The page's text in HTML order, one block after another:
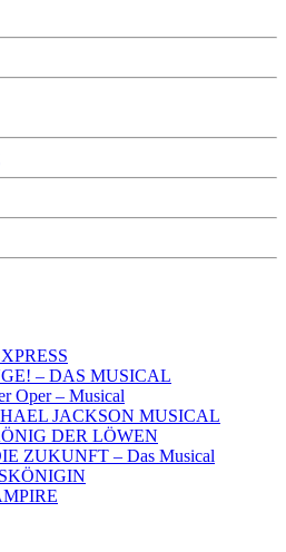
– DAS MUSICAL
Oper – Musical
JACKSON MUSICAL
DER LÖWEN
ZUKUNFT – Das Musical